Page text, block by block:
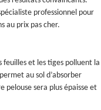
professionnel pour
au prix pas cher.
feuilles et les tiges polluent la
au sol d’absorber
pelouse sera plus épaisse et